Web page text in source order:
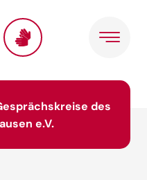
des
e.V.